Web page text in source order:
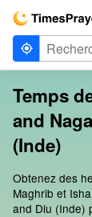
Temps
and
(Inde)
Obtenez des
Maghrib et
and Diu (Inde)